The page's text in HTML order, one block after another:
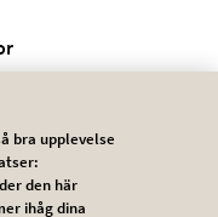
bra upplevelse
den här
ihåg dina